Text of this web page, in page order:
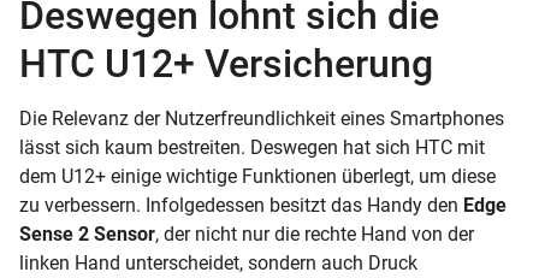
Deswegen lohnt sich die
HTC U12+ Versicherung
Die Relevanz der Nutzerfreundlichkeit eines Smartphones
lässt sich kaum bestreiten. Deswegen hat sich HTC mit
dem U12+ einige wichtige Funktionen überlegt, um diese
zu verbessern. Infolgedessen besitzt das Handy den Edge
Sense 2 Sensor, der nicht nur die rechte Hand von der
linken Hand unterscheidet, sondern auch Druck